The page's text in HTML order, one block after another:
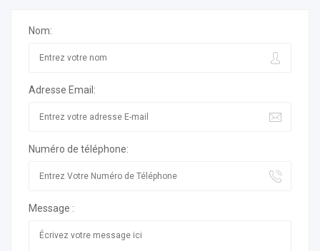
Nom:
Adresse Email:
Numéro de téléphone:
Message :